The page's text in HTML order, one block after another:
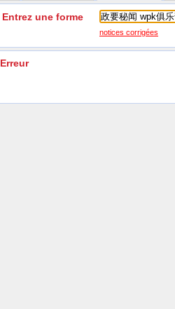
Entrez une forme
notices corrigées
Erreur